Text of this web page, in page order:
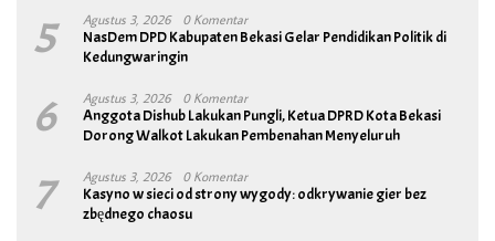
5 Agustus 3, 2026 0 Komentar
NasDem DPD Kabupaten Bekasi Gelar Pendidikan Politik di
Kedungwaringin
6 Agustus 3, 2026 0 Komentar
Anggota Dishub Lakukan Pungli, Ketua DPRD Kota Bekasi
Dorong Walkot Lakukan Pembenahan Menyeluruh
7 Agustus 3, 2026 0 Komentar
Kasyno w sieci od strony wygody: odkrywanie gier bez
zbędnego chaosu